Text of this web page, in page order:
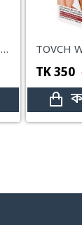
TOVCH Hair Color – Medium Gold
TK350